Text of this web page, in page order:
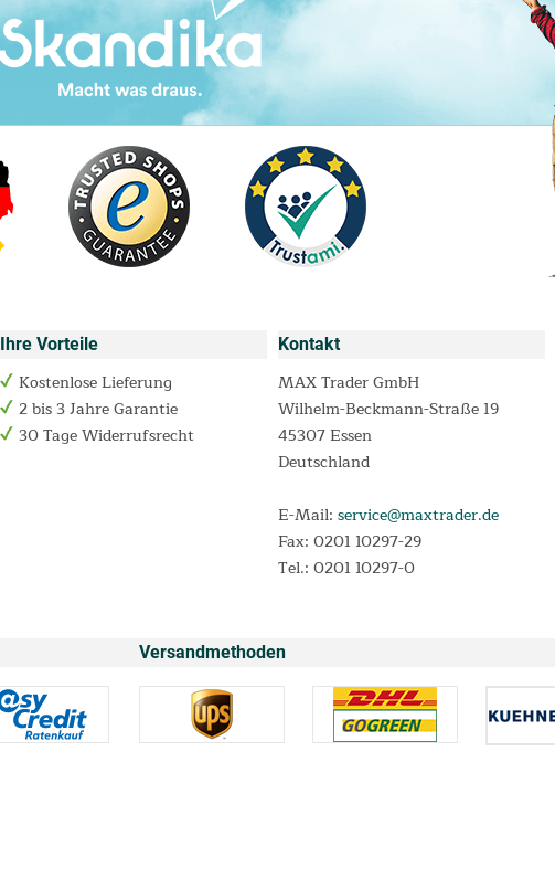
Ihre Vorteile
Kostenlose Lieferung
2 bis 3 Jahre Garantie
30 Tage Widerrufsrecht
Kontakt
MAX Trader GmbH
Wilhelm-Beckmann-Straße 19
45307 Essen
Deutschland
E-Mail: service@maxtrader.de
Fax: 0201 10297-29
Tel.: 0201 10297-0
Versandmethoden